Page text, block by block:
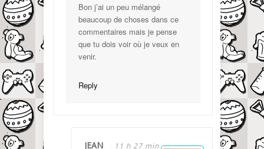
Bon j’ai un peu mélangé
beaucoup de choses dans ce
commentaires mais je pense
que tu dois voir où je veux en
venir.
Reply
JEAN 11 h 27 min